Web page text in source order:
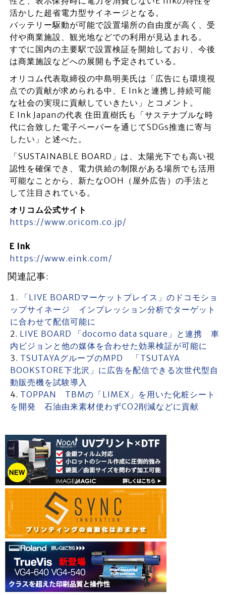
活かした超省電力型サイネージとなる。
バッテリー駆動が可能で設置場所の自由度が高く、受
付や商業施設、観光地などでの利用が見込まれる。
すでに国内の主要駅で設置検証を開始しており、今後
は商業施設などへの展開も予定されている。
オリコム代表取締役の中島明美氏は「広告にも環境視
点での貢献が求められる中、E Inkと連携し持続可能
な社会の実現に貢献していきたい」とコメント。
E Ink Japanの代表 住田直樹氏も「サステナブルな時
代に合致した電子ペーパーを通じてSDGs推進に寄与
したい」と述べた。
「SUSTAINABLE BOARD」は、太陽光下でも高い視
認性を確保でき、電力供給の制限がある場所でも活用
可能なことから、新たなOOH（屋外広告）の手法と
して注目されている。
オリコム公式サイト
https://www.oricom.co.jp/
E Ink
https://www.eink.com/
関連記事:
「LIVE BOARDマーケットプレイス」のドコモショ
ップサイネージ インプレッション分析でターゲット
に合わせて配信可能に
LIVE BOARD 「docomo data square」と連携 車
内ビジョンと他の媒体を合わせた効果検証が可能に
TSUTAYAグルーブのMPD 「TSUTAYA
BOOKSTORE下北沢」に広告を配信できる次世代型自
動販売機を試験導入
TOPPAN TBMの「LIMEX」を用いた化粧シート
を開発 石油由来素材使わずCO2削減などに貢献